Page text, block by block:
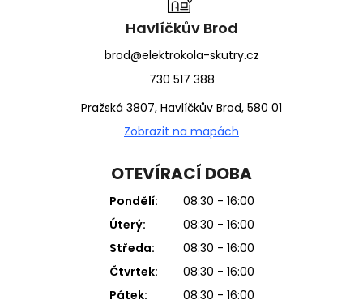
Havlíčkův Brod
brod@elektrokola-skutry.cz
730 517 388
Pražská 3807, Havlíčkův Brod, 580 01
Zobrazit na mapách
OTEVÍRACÍ DOBA
Pondělí:
08:30 - 16:00
Úterý:
08:30 - 16:00
Středa:
08:30 - 16:00
Čtvrtek:
08:30 - 16:00
Pátek:
08:30 - 16:00